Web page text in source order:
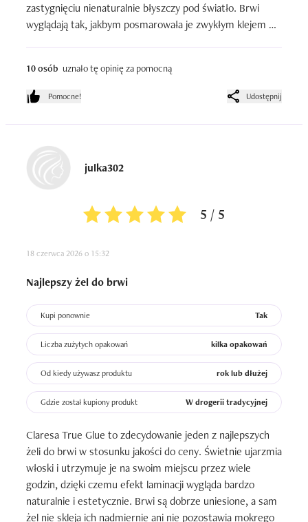
zastygnięciu nienaturalnie błyszczy pod światło. Brwi
wyglądają tak, jakbym posmarowała je zwykłym klejem
Ponad to po kilku godzinach bezbarwna formuła zaczyna
pękać i się łuszczyć. Wokół włosków tworzy się bardzo
nieestetyczny, biały osad
pracowicie ocierać nadmiar o szyjkę opakowania.
Żel kompletnie nie współpracuje z delikatnymi brwiami.
Być może sprawdzi się u osób z gęstymi, grubymi i
10 osób uznało tę opinię za pomocną
Pomocne! Udostępnij
julka302
5 / 5
18 czerwca 2026 o 15:32
Najlepszy żel do brwi
Kupi ponownie Tak
Liczba zużytych opakowań kilka opakowań
Od kiedy używasz produktu rok lub dłużej
Gdzie został kupiony produkt W drogerii tradycyjnej
Claresa True Glue to zdecydowanie jeden z najlepszych
żeli do brwi w stosunku jakości do ceny. Świetnie ujarzmia
włoski i utrzymuje je na swoim miejscu przez wiele
godzin, dzięki czemu efekt laminacji wygląda bardzo
naturalnie i estetycznie. Brwi są dobrze uniesione, a sam
żel nie skleja ich nadmiernie ani nie pozostawia mokrego